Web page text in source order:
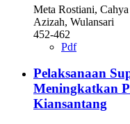
Meta Rostiani,
Azizah, Wulansari
452-462
Pdf
Pelaksanaan
Meningkatkan
Kiansantang